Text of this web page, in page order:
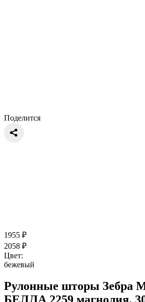
Поделится
1955 ₽
2058 ₽
Цвет:
бежевый
Рулонные шторы Зебра
БЕЛЛА 2259 магнолия,